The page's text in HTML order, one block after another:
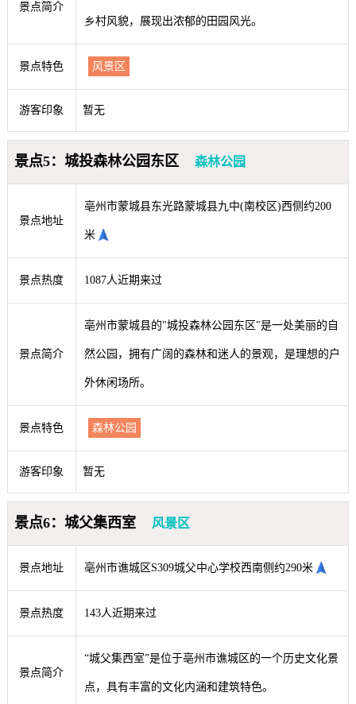
景点简介
乡村风貌，展现出浓郁的田园风光。
景点特色 风景区
游客印象 暂无
景点5：城投森林公园东区 森林公园
景点地址
亳州市蒙城县东光路蒙城县九中(南校区)西侧约200
米
景点热度 1087人近期来过
景点简介
亳州市蒙城县的"城投森林公园东区"是一处美丽的自
然公园，拥有广阔的森林和迷人的景观，是理想的户
外休闲场所。
景点特色 森林公园
游客印象 暂无
景点6：城父集西室 风景区
景点地址 亳州市谯城区S309城父中心学校西南侧约290米
景点热度 143人近期来过
景点简介
“城父集西室”是位于亳州市谯城区的一个历史文化景
点，具有丰富的文化内涵和建筑特色。